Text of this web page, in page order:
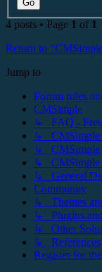
4 posts • Page 1 of 1
Return to
Jump to
Forum rules
CMSimple
↳ FAQ -
↳ CMSimple
↳ CMSimple
↳ CMSimple
↳ General
Community
↳ Themes
↳ Plugins
↳ Other
↳ References
Register for